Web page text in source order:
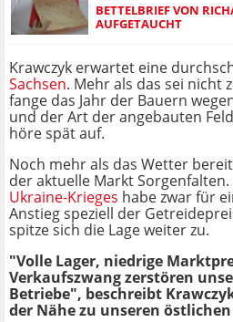
BETTELBRIEF VON
AUFGETAUCHT
Krawczyk erwartet eine
Sachsen. Mehr als das sei nicht
fange das Jahr der Bauern
und der Art der angebauten
höre spät auf.
Noch mehr als das Wetter
der aktuelle Markt
Ukraine-Krieges habe zwar für
Anstieg speziell der
spitze sich die Lage weiter zu.
"Volle Lager, niedrige
Verkaufszwang zerstören
Betriebe", beschreibt
der Nähe zu unseren